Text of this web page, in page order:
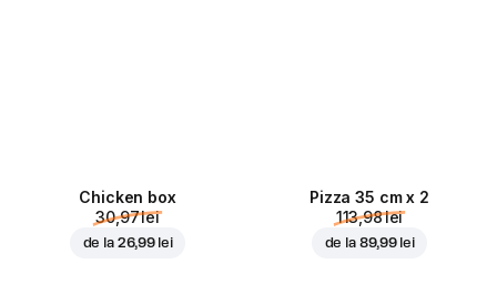
Chicken box
30,97 lei
de la 26,99 lei
Pizza 35 cm x 2
113,98 lei
de la 89,99 lei